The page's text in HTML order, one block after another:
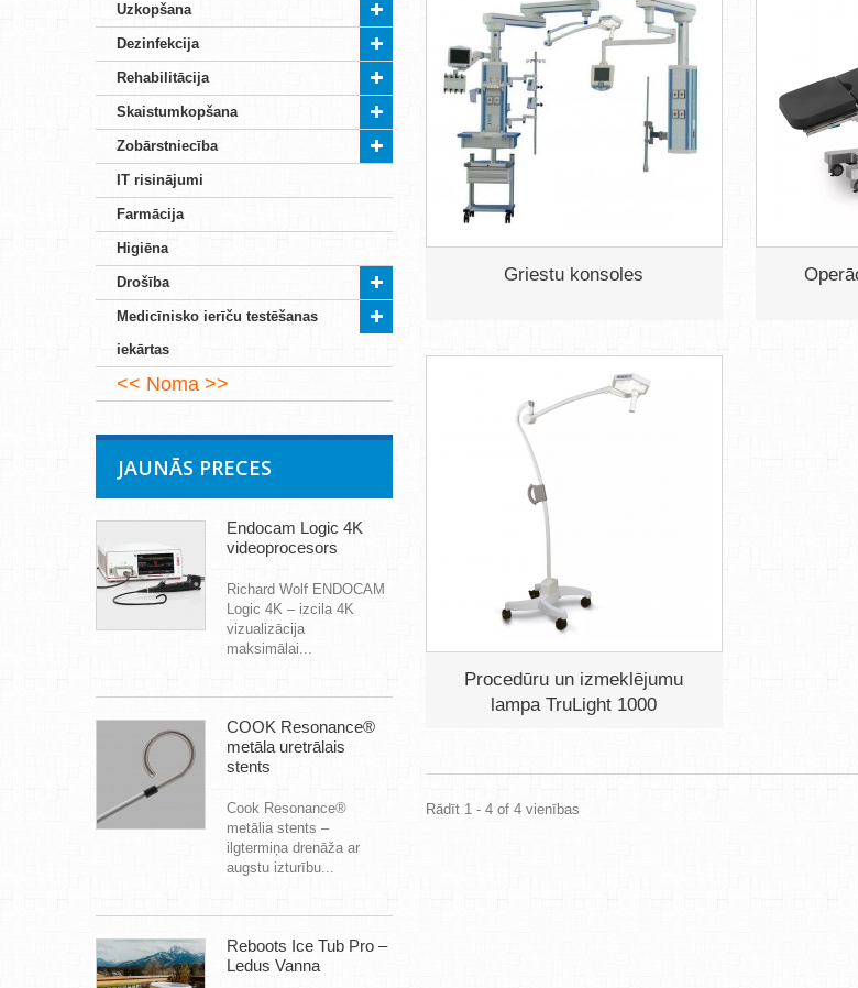
Uzkopšana
Dezinfekcija
Rehabilitācija
Skaistumkopšana
Zobārstniecība
IT risinājumi
Farmācija
Higiēna
Drošība
Medicīnisko ierīču testēšanas
iekārtas
Noma
JAUNĀS PRECES
Endocam Logic 4K
videoprocesors
Richard Wolf ENDOCAM
Logic 4K – izcila 4K
vizualizācija
maksimālai...
COOK Resonance®
metāla uretrālais
stents
Cook Resonance®
metālia stents –
ilgtermiņa drenāža ar
augstu izturību...
Reboots Ice Tub Pro –
Ledus Vanna
Griestu konsoles
Procedūru un izmeklējumu
lampa TruLight 1000
Rādīt 1 - 4 of 4 vienības